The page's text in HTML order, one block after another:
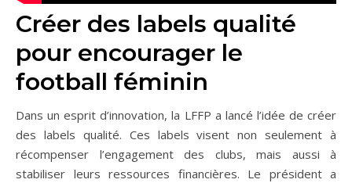
Créer des labels qualité
pour encourager le
football féminin
Dans un esprit d’innovation, la LFFP a lancé l’idée de créer
des labels qualité. Ces labels visent non seulement à
récompenser l’engagement des clubs, mais aussi à
stabiliser leurs ressources financières. Le président a